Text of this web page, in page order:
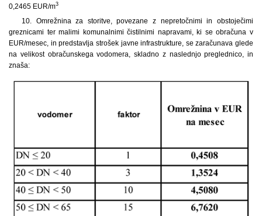
0,2465 EUR/m3
10. Omrežnina za storitve, povezane z nepretočnimi in obstoječimi
greznicami ter malimi komunalnimi čistilnimi napravami, ki se obračuna v
EUR/mesec, in predstavlja strošek javne infrastrukture, se zaračunava glede
na velikost obračunskega vodomera, skladno z naslednjo preglednico, in
znaša: